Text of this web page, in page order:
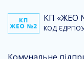
КП «ЖЕО
КОД ЄДРПОУ